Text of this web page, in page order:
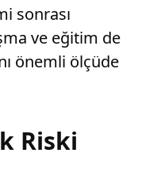
sonrası
ve eğitim de
önemli ölçüde
Riski